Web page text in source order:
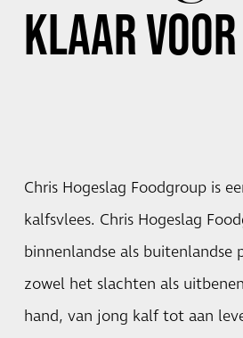
KLAAR
Chris Hogeslag Foodgroup is
kalfsvlees. Chris Hogeslag
binnenlandse als
zowel het slachten als
hand, van jong kalf tot aan